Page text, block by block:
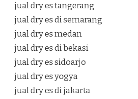
jual dry es tangerang
jual dry es di semarang
jual dry es medan
jual dry es di bekasi
jual dry es sidoarjo
jual dry es yogya
jual dry es di jakarta